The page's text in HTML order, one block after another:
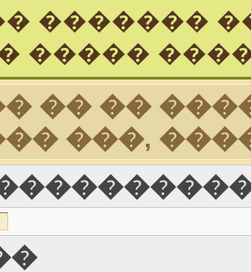
�������
�����
�� ��
���,